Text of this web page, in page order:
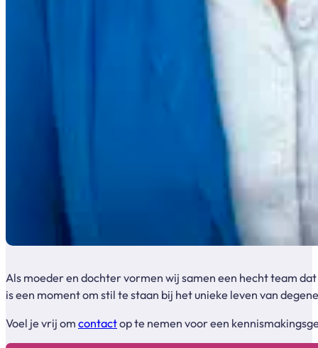
Als moeder en dochter vormen wij samen een hecht team
is een moment om stil te staan bij het unieke leven van
Voel je vrij om contactop te nemen voor een